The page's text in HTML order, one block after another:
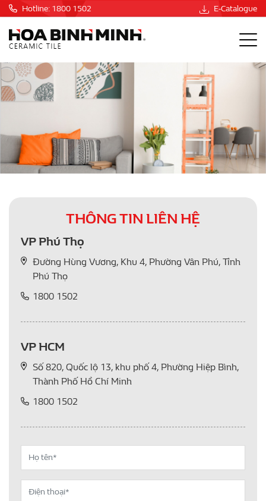
Hotline: 1800 1502 E-Catalogue
THÔNG TIN LIÊN HỆ
VP Phú Thọ
Đường Hùng Vương, Khu 4, Phường Vân Phú, Tỉnh
Phú Thọ
1800 1502
VP HCM
Số 820, Quốc lộ 13, khu phố 4, Phường Hiệp Bình,
Thành Phố Hồ Chí Minh
1800 1502